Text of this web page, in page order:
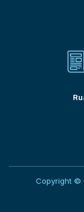
Copyright ©